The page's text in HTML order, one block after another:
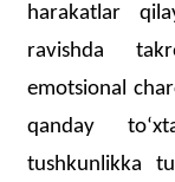
harakatlar
ravishda
emotsional
qanday
tushkunlikka